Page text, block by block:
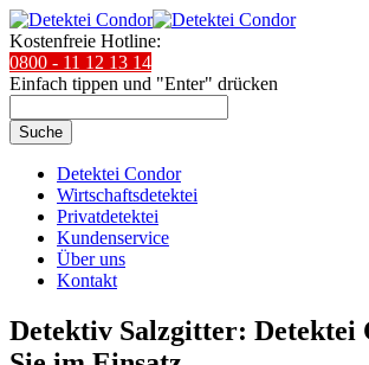
Kostenfreie Hotline:
0800 - 11 12 13 14
Einfach tippen und "Enter" drücken
Suche
Detektei Condor
Wirtschaftsdetektei
Privatdetektei
Kundenservice
Über uns
Kontakt
Detektiv Salzgitter: Detektei